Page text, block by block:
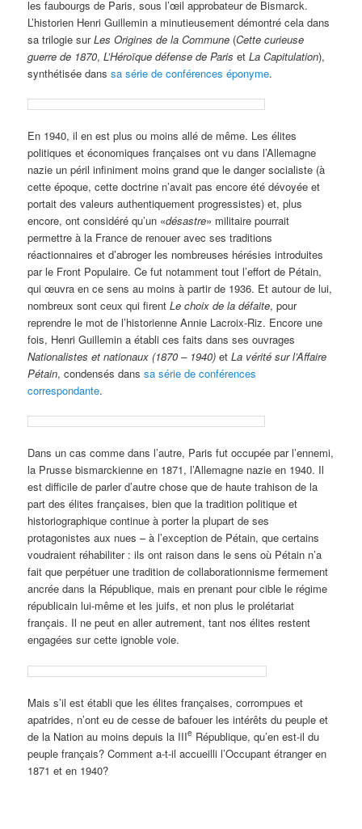
les faubourgs de Paris, sous l’œil approbateur de Bismarck.
L’historien Henri Guillemin a minutieusement démontré cela dans
sa trilogie surLes Origines de la Commune (Cette curieuse
guerre de 1870,L’Héroïque défense de Paris etLa Capitulation),
synthétisée danssa série de conférences éponyme.
En 1940, il en est plus ou moins allé de même. Les élites
politiques et économiques françaises ont vu dans l’Allemagne
nazie un péril infiniment moins grand que le danger socialiste (à
cette époque, cette doctrine n’avait pas encore été dévoyée et
portait des valeurs authentiquement progressistes) et, plus
encore, ont considéré qu’un «désastre» militaire pourrait
permettre à la France de renouer avec ses traditions
réactionnaires et d’abroger les nombreuses hérésies introduites
par le Front Populaire. Ce fut notamment tout l’effort de Pétain,
qui œuvra en ce sens au moins à partir de 1936. Et autour de lui,
nombreux sont ceux qui firentLe choix de la défaite, pour
reprendre le mot de l’historienne Annie Lacroix-Riz. Encore une
fois, Henri Guillemin a établi ces faits dans ses ouvrages
Nationalistes et nationaux (1870 – 1940) etLa vérité sur l’Affaire
Pétain, condensés danssa série de conférences
correspondante.
Dans un cas comme dans l’autre, Paris fut occupée par l’ennemi,
la Prusse bismarckienne en 1871, l’Allemagne nazie en 1940. Il
est difficile de parler d’autre chose que de haute trahison de la
part des élites françaises, bien que la tradition politique et
historiographique continue à porter la plupart de ses
protagonistes aux nues – à l’exception de Pétain, que certains
voudraient réhabiliter : ils ont raison dans le sens où Pétain n’a
fait que perpétuer une tradition de collaborationnisme fermement
ancrée dans la République, mais en prenant pour cible le régime
républicain lui-même et les juifs, et non plus le prolétariat
français. Il ne peut en aller autrement, tant nos élites restent
engagées sur cette ignoble voie.
Mais s’il est établi que les élites françaises, corrompues et
apatrides, n’ont eu de cesse de bafouer les intérêts du peuple et
de la Nation au moins depuis la IIIe République, qu’en est-il du
peuple français? Comment a-t-il accueilli l’Occupant étranger en
1871 et en 1940?